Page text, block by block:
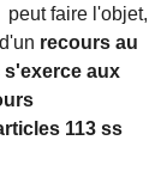
peut faire l'objet,
recours au
aux
113 ss